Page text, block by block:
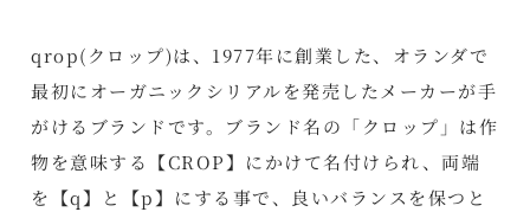
qrop(クロップ)は、1977年に創業した、オランダで
最初にオーガニックシリアルを発売したメーカーが手
がけるブランドです。ブランド名の「クロップ」は作
物を意味する【CROP】にかけて名付けられ、両端
を【q】と【p】にする事で、良いバランスを保つと